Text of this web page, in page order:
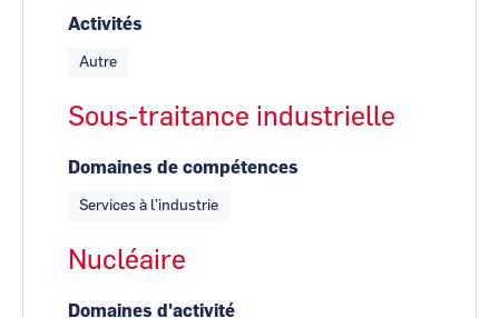
Activités
Autre
Sous-traitance industrielle
Domaines de compétences
Services à l’industrie
Nucléaire
Domaines d'activité